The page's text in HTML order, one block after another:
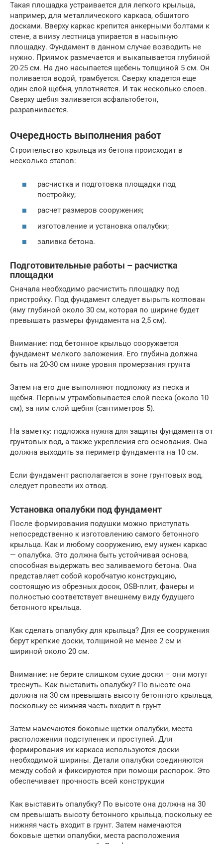
Такая площадка устраивается для легкого крыльца,
например, для металлического каркаса, обшитого
досками. Вверху каркас крепится анкерными болтами к
стене, а внизу лестница упирается в насыпную
площадку. Фундамент в данном случае возводить не
нужно. Приямок размечается и выкапывается глубиной
20-25 см. На дно насыпается щебень толщиной 5 см. Он
поливается водой, трамбуется. Сверху кладется еще
один слой щебня, уплотняется. И так несколько слоев.
Сверху щебня заливается асфальтобетон,
разравнивается.
Очередность выполнения работ
Строительство крыльца из бетона происходит в
несколько этапов:
расчистка и подготовка площадки под
постройку;
расчет размеров сооружения;
изготовление и установка опалубки;
заливка бетона.
Подготовительные работы – расчистка
площадки
Сначала необходимо расчистить площадку под
пристройку. Под фундамент следует вырыть котлован
(яму глубиной около 30 см, которая по ширине будет
превышать размеры фундамента на 2,5 см).
Внимание: под бетонное крыльцо сооружается
фундамент мелкого заложения. Его глубина должна
быть на 20-30 см ниже уровня промерзания грунта
Затем на его дне выполняют подложку из песка и
щебня. Первым утрамбовывается слой песка (около 10
см), за ним слой щебня (сантиметров 5).
На заметку: подложка нужна для защиты фундамента от
грунтовых вод, а также укрепления его основания. Она
должна выходить за периметр фундамента на 10 см.
Если фундамент располагается в зоне грунтовых вод,
следует провести их отвод.
Установка опалубки под фундамент
После формирования подушки можно приступать
непосредственно к изготовлению самого бетонного
крыльца. Как и любому сооружению, ему нужен каркас
— опалубка. Это должна быть устойчивая основа,
способная выдержать вес заливаемого бетона. Она
представляет собой коробчатую конструкцию,
состоящую из обрезных досок, OSB-плит, фанеры и
полностью соответствует внешнему виду будущего
бетонного крыльца.
Как сделать опалубку для крыльца? Для ее сооружения
берут крепкие доски, толщиной не менее 2 см и
шириной около 20 см.
Внимание: не берите слишком сухие доски – они могут
треснуть. Как выставить опалубку? По высоте она
должна на 30 см превышать высоту бетонного крыльца,
поскольку ее нижняя часть входит в грунт
Затем намечаются боковые щетки опалубки, места
расположения подступенек и проступей. Для
формирования их каркаса используются доски
необходимой ширины. Детали опалубки соединяются
между собой и фиксируются при помощи распорок. Это
обеспечивает прочность всей конструкции
Как выставить опалубку? По высоте она должна на 30
см превышать высоту бетонного крыльца, поскольку ее
нижняя часть входит в грунт. Затем намечаются
боковые щетки опалубки, места расположения